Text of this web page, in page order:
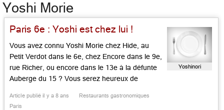
Yoshi Morie
Paris 6e : Yoshi est chez lui !
Vous avez connu Yoshi Morie chez Hide, au
Petit Verdot dans le 6e, chez Encore dans le 9e,
rue Richer, ou encore dans le 13e à la défunte
Auberge du 15 ? Vous serez heureux de
spaghetti, plein d’idées, toujours, quoiqu’en
Article publié il y a 8 ans
Restaurants gastronomiques
Paris
Yoshinori